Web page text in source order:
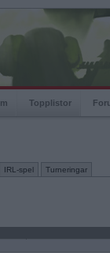
Topplistor
IRL-spel Turneringar